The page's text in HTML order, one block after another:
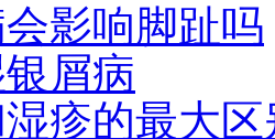
影响脚趾吗
屑病
疹的最大区